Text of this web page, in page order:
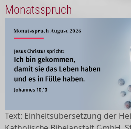
Monatsspruch
Text: Einheitsübersetzung der